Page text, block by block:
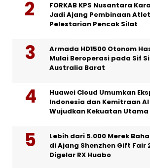
FORKAB KPS Nusantara
Jadi Ajang Pembinaan
Pelestarian Pencak Silat
Armada HD1500 Otonom
Mulai Beroperasi pada Sif
Australia Barat
Huawei Cloud Umumkan
Indonesia dan Kemitraan
Wujudkan Kekuatan Utama
Lebih dari 5.000 Merek
di Ajang Shenzhen Gift Fair
Digelar RX Huabo